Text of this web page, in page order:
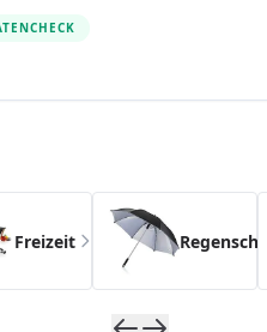
the tab key. You can skip
Freizeit